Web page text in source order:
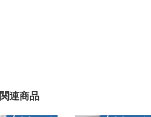
関連商品